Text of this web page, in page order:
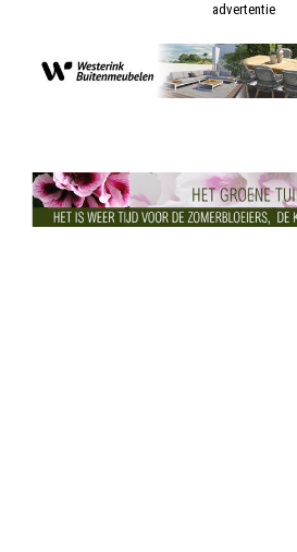
advertentie